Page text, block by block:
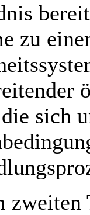
zu
sich
zweiten